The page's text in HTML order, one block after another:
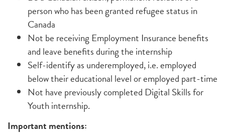
person who has been granted refugee status in
Canada
Not be receiving Employment Insurance benefits
and leave benefits during the internship
Self-identify as underemployed, i.e. employed
below their educational level or employed part-time
Not have previously completed Digital Skills for
Youth internship.
Important mentions: